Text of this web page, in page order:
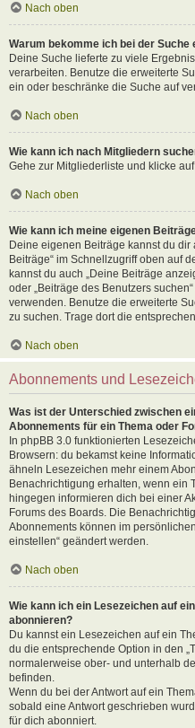
Nach oben
Warum bekomme ich bei der Suche
Deine Suche lieferte zu viele
verarbeiten. Benutze die erweiterte
ein oder beschränke die Suche auf
Nach oben
Wie kann ich nach Mitgliedern
Gehe zur Mitgliederliste und klicke
Nach oben
Wie kann ich meine eigenen
Deine eigenen Beiträge kannst du
Beiträge“ im Schnellzugriff oben auf
kannst du auch „Deine Beiträge
oder „Beiträge des Benutzers
verwenden. Benutze die erweiterte
zu suchen. Trage dort die
Nach oben
Abonnements und
Was ist der Unterschied zwischen
Abonnements für ein Thema oder
In phpBB 3.0 funktionierten
Browsern: du bekamst keine
ähneln Lesezeichen mehr einem
Benachrichtigung erhalten, wenn ein
hingegen informieren dich bei einer
Forums des Boards. Die
Abonnements können im
einstellen“ geändert werden.
Nach oben
Wie kann ich ein Lesezeichen auf
abonnieren?
Du kannst ein Lesezeichen auf ein
du die entsprechende Option in den
normalerweise ober- und unterhalb
befinden.
Wenn du bei der Antwort auf ein
sobald eine Antwort geschrieben
für dich abonniert.